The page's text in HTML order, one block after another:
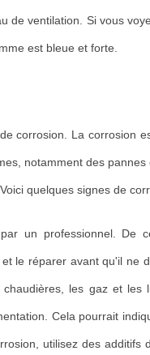
ventilation. Si vous
est bleue et forte.
corrosion. La corrosion
notamment des
quelques signes de
un professionnel. De
le réparer avant qu'il ne
les gaz et les
Cela pourrait
utilisez des additifs